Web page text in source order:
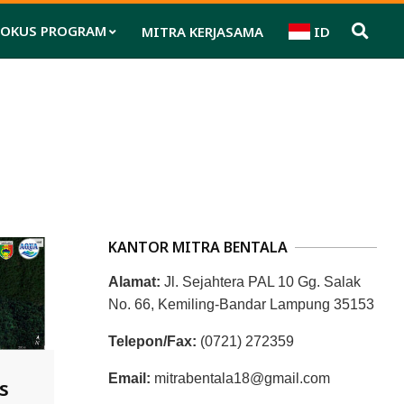
PROGRAM MITRA KERJASAMA ID
KANTOR MITRA BENTALA
Alamat: Jl. Sejahtera PAL 10 Gg. Salak
No. 66, Kemiling-Bandar Lampung 35153
Telepon/Fax: (0721) 272359
Email: mitrabentala18@gmail.com